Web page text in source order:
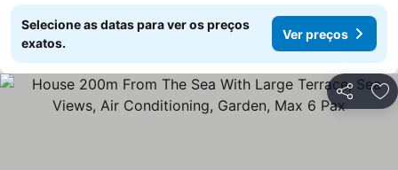
Selecione as datas para ver os preços
exatos.
Ver preços
Partilhar